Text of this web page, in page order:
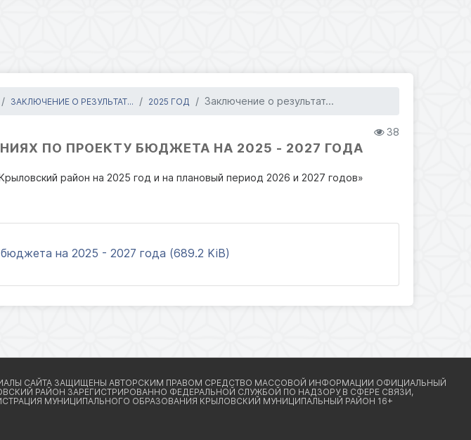
ЗАКЛЮЧЕНИЕ О РЕЗУЛЬТАТ... 2025 ГОД Заключение о результат...
38
ПО ПРОЕКТУ БЮДЖЕТА НА 2025 - 2027 ГОДА
район на 2025 год и на плановый период 2026 и 2027 годов»
на 2025 - 2027 года (689.2 KiB)